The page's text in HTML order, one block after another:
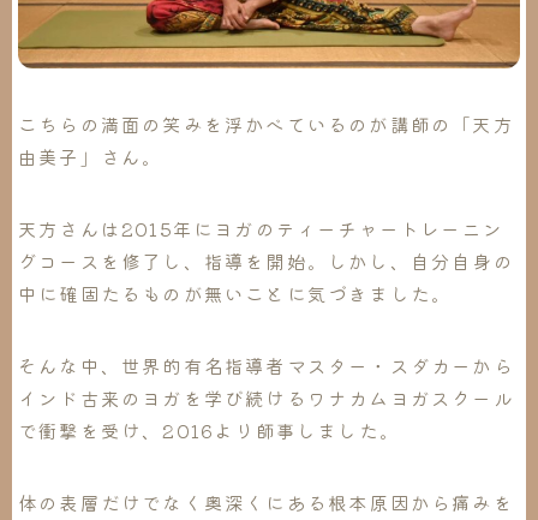
こちらの満面の笑みを浮かべているのが講師の「天方
由美子 」さん。
天方さんは2015年にヨガのティーチャートレーニン
グコースを修了し、指導を開始。しかし、自分自身の
中に確固たるものが無いことに気づきました。
そんな中、世界的有名指導者マスター・スダカーから
インド古来のヨガを学び続けるワナカムヨガスクール
で衝撃を受け、2016より師事しました。
体の表層だけでなく奥深くにある根本原因から痛みを